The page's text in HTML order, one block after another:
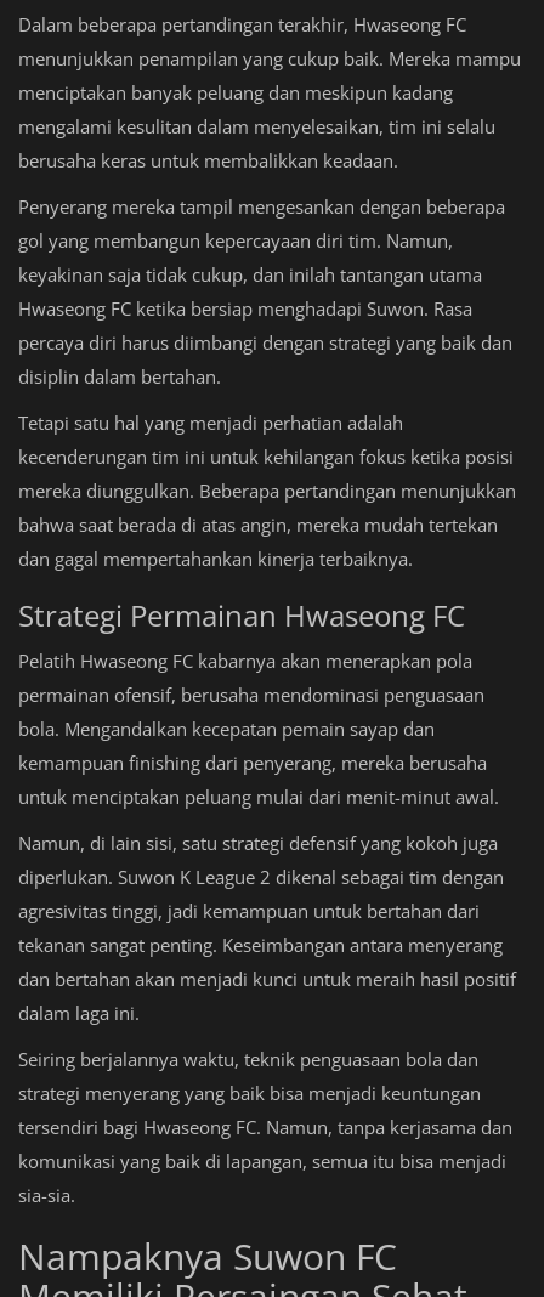
Dalam beberapa pertandingan terakhir, Hwaseong FC
menunjukkan penampilan yang cukup baik. Mereka mampu
menciptakan banyak peluang dan meskipun kadang
mengalami kesulitan dalam menyelesaikan, tim ini selalu
berusaha keras untuk membalikkan keadaan.
Penyerang mereka tampil mengesankan dengan beberapa
gol yang membangun kepercayaan diri tim. Namun,
keyakinan saja tidak cukup, dan inilah tantangan utama
Hwaseong FC ketika bersiap menghadapi Suwon. Rasa
percaya diri harus diimbangi dengan strategi yang baik dan
disiplin dalam bertahan.
Tetapi satu hal yang menjadi perhatian adalah
kecenderungan tim ini untuk kehilangan fokus ketika posisi
mereka diunggulkan. Beberapa pertandingan menunjukkan
bahwa saat berada di atas angin, mereka mudah tertekan
dan gagal mempertahankan kinerja terbaiknya.
Strategi Permainan Hwaseong FC
Pelatih Hwaseong FC kabarnya akan menerapkan pola
permainan ofensif, berusaha mendominasi penguasaan
bola. Mengandalkan kecepatan pemain sayap dan
kemampuan finishing dari penyerang, mereka berusaha
untuk menciptakan peluang mulai dari menit-minut awal.
Namun, di lain sisi, satu strategi defensif yang kokoh juga
diperlukan. Suwon K League 2 dikenal sebagai tim dengan
agresivitas tinggi, jadi kemampuan untuk bertahan dari
tekanan sangat penting. Keseimbangan antara menyerang
dan bertahan akan menjadi kunci untuk meraih hasil positif
dalam laga ini.
Seiring berjalannya waktu, teknik penguasaan bola dan
strategi menyerang yang baik bisa menjadi keuntungan
tersendiri bagi Hwaseong FC. Namun, tanpa kerjasama dan
komunikasi yang baik di lapangan, semua itu bisa menjadi
sia-sia.
Nampaknya Suwon FC